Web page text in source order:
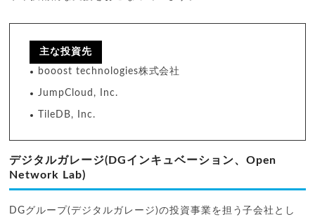
主な投資先
booost technologies株式会社
JumpCloud, Inc.
TileDB, Inc.
デジタルガレージ(DGインキュベーション、Open
Network Lab)
DGグループ(デジタルガレージ)の投資事業を担う子会社とし